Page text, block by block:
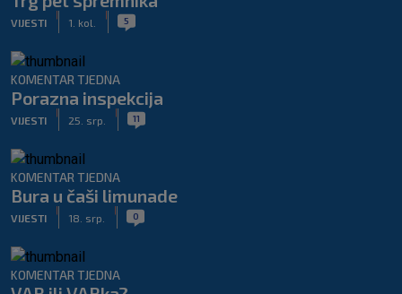
VIJESTI 1. kol. 5
KOMENTAR TJEDNA
Porazna inspekcija
VIJESTI 25. srp. 11
KOMENTAR TJEDNA
Bura u čaši limunade
VIJESTI 18. srp. 0
KOMENTAR TJEDNA